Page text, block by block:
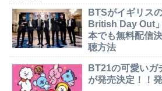
BTSがイギリス
British Day Out
本でも無料配信
聴方法
BT21の可愛いガ
が発売決定！！